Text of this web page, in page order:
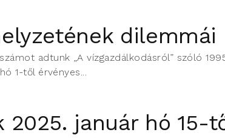
dilemmái
adtunk „A vízgazdálkodásról” szóló
1-től érvényes...
január hó 15-